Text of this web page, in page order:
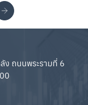
ง ถนนพระรามที่ 6